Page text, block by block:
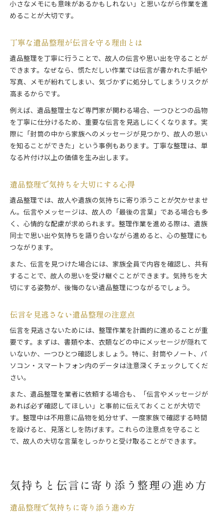
小さなメモにも意味があるかもしれない」と思いながら作業を進
めることが大切です。
丁寧な遺品整理が伝言を守る理由とは
遺品整理を丁寧に行うことで、故人の伝言や思い出を守ることが
できます。なぜなら、慌ただしい作業では伝言が書かれた手紙や
写真、メモが紛れてしまい、気づかずに処分してしまうリスクが
高まるからです。
例えば、遺品整理士など専門家が関わる場合、一つひとつの品物
を丁寧に仕分けるため、重要な伝言を見逃しにくくなります。実
際に「封筒の中から家族へのメッセージが見つかり、故人の思い
を知ることができた」という事例もあります。丁寧な整理は、単
なる片付け以上の価値を生み出します。
遺品整理で気持ちを大切にする心得
遺品整理では、故人や遺族の気持ちに寄り添うことが欠かせませ
ん。伝言やメッセージは、故人の「最後の言葉」である場合も多
く、心情的な配慮が求められます。整理作業を進める際は、遺族
同士で思い出や気持ちを語り合いながら進めると、心の整理にも
つながります。
また、伝言を見つけた場合には、家族全員で内容を確認し、共有
することで、故人の思いを受け継ぐことができます。気持ちを大
切にする姿勢が、後悔のない遺品整理につながるでしょう。
伝言を見逃さない遺品整理の注意点
伝言を見逃さないためには、整理作業を計画的に進めることが重
要です。まずは、書類や本、衣類などの中にメッセージが隠れて
いないか、一つひとつ確認しましょう。特に、封筒やノート、パ
ソコン・スマートフォン内のデータは注意深くチェックしてくだ
さい。
また、遺品整理を業者に依頼する場合も、「伝言やメッセージが
あれば必ず確認してほしい」と事前に伝えておくことが大切で
す。整理中は不用意に品物を処分せず、一度家族で確認する時間
を設けると、見落としを防げます。これらの注意点を守ること
で、故人の大切な言葉をしっかりと受け取ることができます。
気持ちと伝言に寄り添う整理の進め方
遺品整理で気持ちに寄り添う進め方